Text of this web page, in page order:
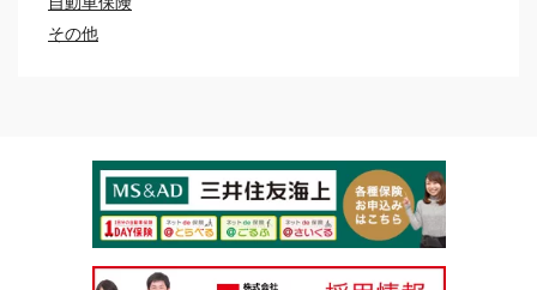
その他